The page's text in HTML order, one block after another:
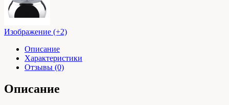
Изображение (+2)
Описание
Характеристики
Отзывы (0)
Описание